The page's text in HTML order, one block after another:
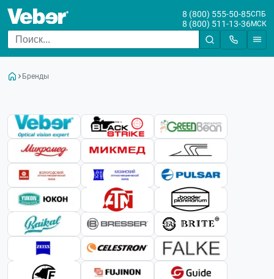
8 (800) 555-50-85СПБ
8 (800) 511-13-36МСК
Бренды